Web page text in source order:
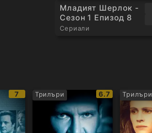
Младият Шерлок -
Сезон 1 Епизод 8
Сериали
IMDb
рейтинг:
7 Трилъри
IMDb
рейтинг:
6.7 Трилъри